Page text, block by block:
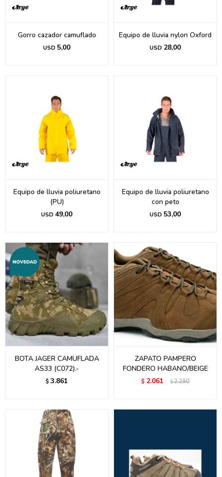
Gorro cazador camuflado
USD 5,00
Equipo de lluvia nylon Oxford
USD 28,00
Equipo de lluvia poliuretano
(PU)
USD 49,00
Equipo de lluvia poliuretano
con peto
USD 53,00
BOTA JAGER CAMUFLADA
AS33 (C072).-
$ 3.861
ZAPATO PAMPERO
FONDERO HABANO/BEIGE
$ 2.061 $2.290